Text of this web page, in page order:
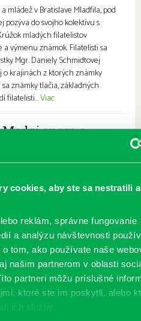
cookies, aby ste sa nestratili
reklám, správne fungovanie
a analýzu návštevnosti
tom, ako používate naše
našim partnerom v oblasti
partneri môžu príslušné
ktoré ste im poskytli, alebo
ich služby.
mládež v Bratislave Mladfila, pod
do svojho kolektívu s
mladých filatelistov
výmenu známok. Filatelisti sa
Mgr. Daniely Schmidtovej
krajinách z ktorých známky
známky tlačia, základných
filatelisti...Viac
snom a
Alexandra Buďača,
až po najťažšie životné
tvorbe venuje pravidelne už
sústreďuje predovšetkým
rozprávkový,
postavami sa snaží
ho zaujímala osoba, „postava“, s
ľudskými postavami mo... Viac